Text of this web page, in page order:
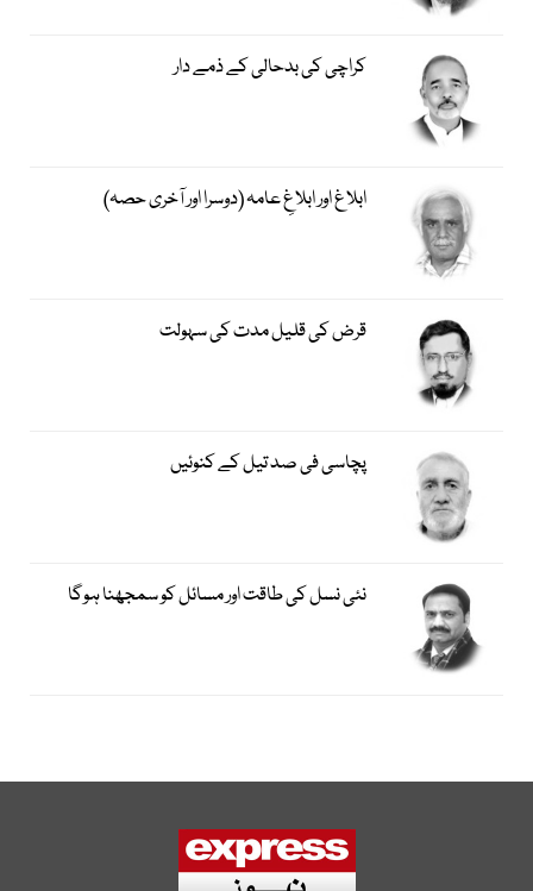
کراچی کی بدحالی کے ذمے دار
ابلاغ اور ابلاغِ عامہ (دوسرا اور آخری حصہ)
قرض کی قلیل مدت کی سہولت
پچاسی فی صد تیل کے کنوئیں
نئی نسل کی طاقت اور مسائل کو سمجھنا ہوگا